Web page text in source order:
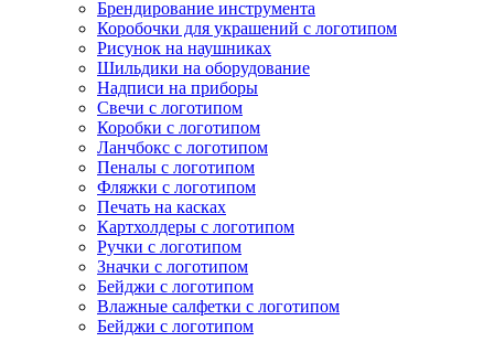
Брендирование инструмента
Коробочки для украшений с логотипом
Рисунок на наушниках
Шильдики на оборудование
Надписи на приборы
Свечи с логотипом
Коробки с логотипом
Ланчбокс с логотипом
Пеналы с логотипом
Фляжки с логотипом
Печать на касках
Картхолдеры с логотипом
Ручки с логотипом
Значки с логотипом
Бейджи с логотипом
Влажные салфетки с логотипом
Бейджи с логотипом